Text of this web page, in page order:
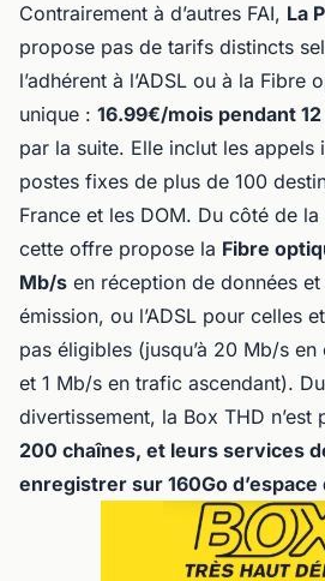
Contrairement à d’autres FAI, La
propose pas de tarifs distincts
l’adhérent à l’ADSL ou à la Fibre
unique : 16.99€/mois pendant
par la suite. Elle inclut les appels
postes fixes de plus de 100
France et les DOM. Du côté de
cette offre propose la Fibre
Mb/s en réception de données
émission, ou l’ADSL pour celles
pas éligibles (jusqu’à 20 Mb/s
et 1 Mb/s en trafic ascendant).
divertissement, la Box THD n’est
200 chaînes, et leurs services
enregistrer sur 160Go d’espace